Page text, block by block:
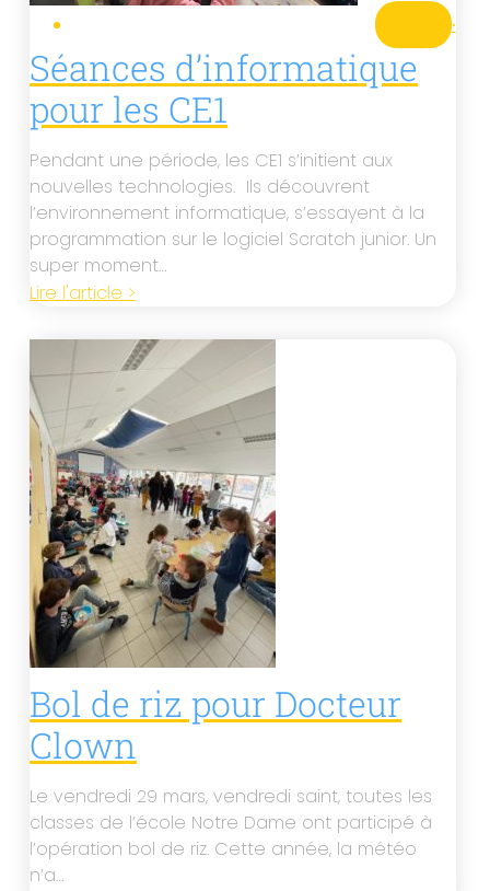
·
Séances d’informatique
pour les CE1
Pendant une période, les CE1 s’initient aux
nouvelles technologies. Ils découvrent
l’environnement informatique, s’essayent à la
programmation sur le logiciel Scratch junior. Un
super moment…
Lire l'article >
Bol de riz pour Docteur
Clown
Le vendredi 29 mars, vendredi saint, toutes les
classes de l’école Notre Dame ont participé à
l’opération bol de riz. Cette année, la météo
n’a…